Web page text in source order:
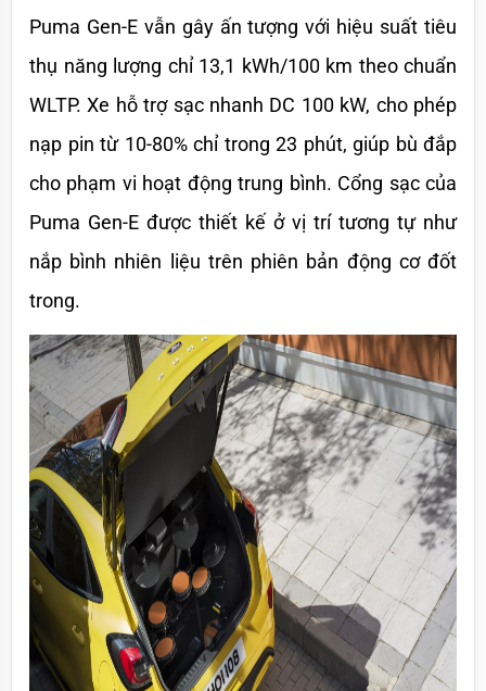
Puma Gen-E vẫn gây ấn tượng với hiệu suất tiêu
thụ năng lượng chỉ 13,1 kWh/100 km theo chuẩn
WLTP. Xe hỗ trợ sạc nhanh DC 100 kW, cho phép
nạp pin từ 10-80% chỉ trong 23 phút, giúp bù đắp
cho phạm vi hoạt động trung bình. Cổng sạc của
Puma Gen-E được thiết kế ở vị trí tương tự như
nắp bình nhiên liệu trên phiên bản động cơ đốt
trong.